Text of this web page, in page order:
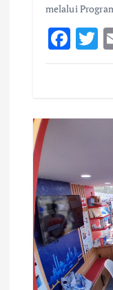
melalui
F
ac
o
k
T
w
r